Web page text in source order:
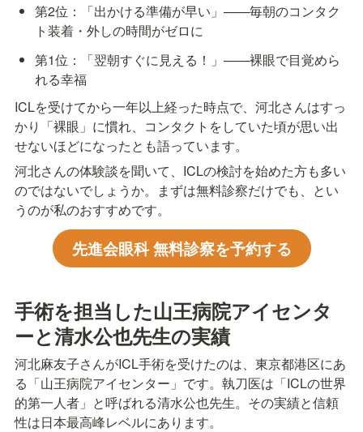
第2位：「出かける準備が早い」——毎朝のコンタク
ト装着・外しの時間がゼロに
第1位：「翌朝すぐに見える！」——裸眼で目覚めら
れる幸福
ICLを受けてから一年以上経った時点で、河北さんはすっ
かり「裸眼」に慣れ、コンタクトをしていた頃が思い出
せないほどになったとも語っています。
河北さんの体験談を聞いて、ICLの検討を始めた方も多い
のではないでしょうか。まずは無料診察だけでも、とい
うのが私のおすすめです。
先進会眼科 無料診察を予約する
手術を担当した山王病院アイセンタ
ーと清水公也先生の実績
河北麻友子さんがICL手術を受けたのは、東京都港区にあ
る「山王病院アイセンター」です。執刀医は「ICLの世界
的第一人者」と呼ばれる清水公也先生。その実績と信頼
性は日本最高峰レベルにあります。